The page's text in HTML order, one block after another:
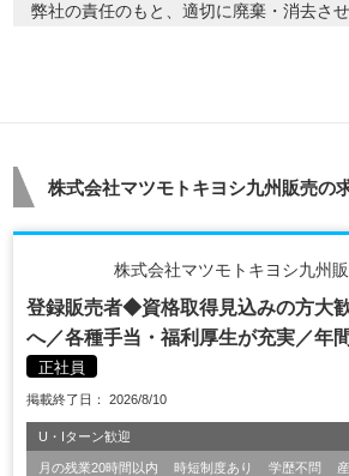
弊社の責任のもと、適切に廃棄・消去さ
株式会社マツモトキヨシ九州販売の
株式会社マツモトキヨシ九州
登録販売者◆資格取得見込みの方大
へ／各種手当・福利厚生が充実／年
正社員
掲載終了日： 2026/8/10
U・Iターン歓迎
月の残業20時間以内 時短制度あり 学歴不問